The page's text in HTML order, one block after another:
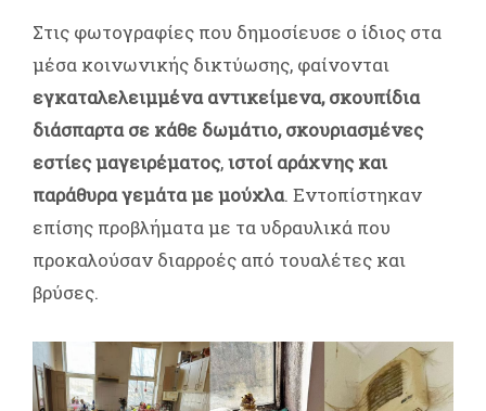
Στις φωτογραφίες που δημοσίευσε ο ίδιος στα
μέσα κοινωνικής δικτύωσης, φαίνονται
εγκαταλελειμμένα αντικείμενα, σκουπίδια
διάσπαρτα σε κάθε δωμάτιο, σκουριασμένες
εστίες μαγειρέματος,ιστοί αράχνης και
παράθυρα γεμάτα με μούχλα. Εντοπίστηκαν
επίσης προβλήματα με τα υδραυλικά που
προκαλούσαν διαρροές από τουαλέτες και
βρύσες.